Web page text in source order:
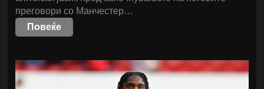
преговори со Манчестер…
Повеќе